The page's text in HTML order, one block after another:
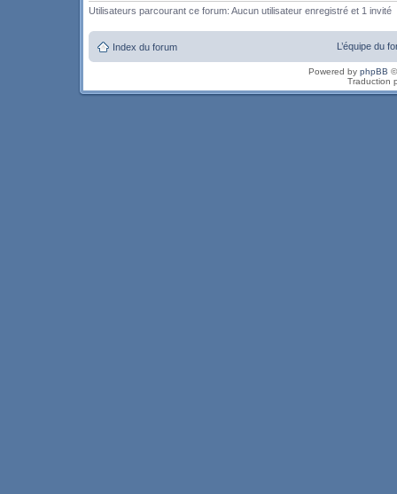
Utilisateurs parcourant ce forum: Aucun utilisateur enregistré et 1 invité
Index du forum L’équipe du
Powered by phpBB
Traduction